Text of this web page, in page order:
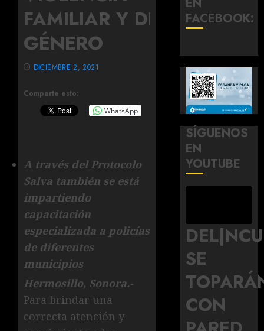
FAMILIAR Y DE
GÉNERO
Comparte esto:
WhatsApp
DICIEMBRE 2, 2021
A través del Protocolo
Salva también se está
impartiendo
capacitación
especializada a policías
de diferentes
municipios
Hermosillo, Sonora.-
Para brindar una
correcta atención y
FACEBOOK:
SÍGUENOS
EN
YOUTUBE
SE
CON